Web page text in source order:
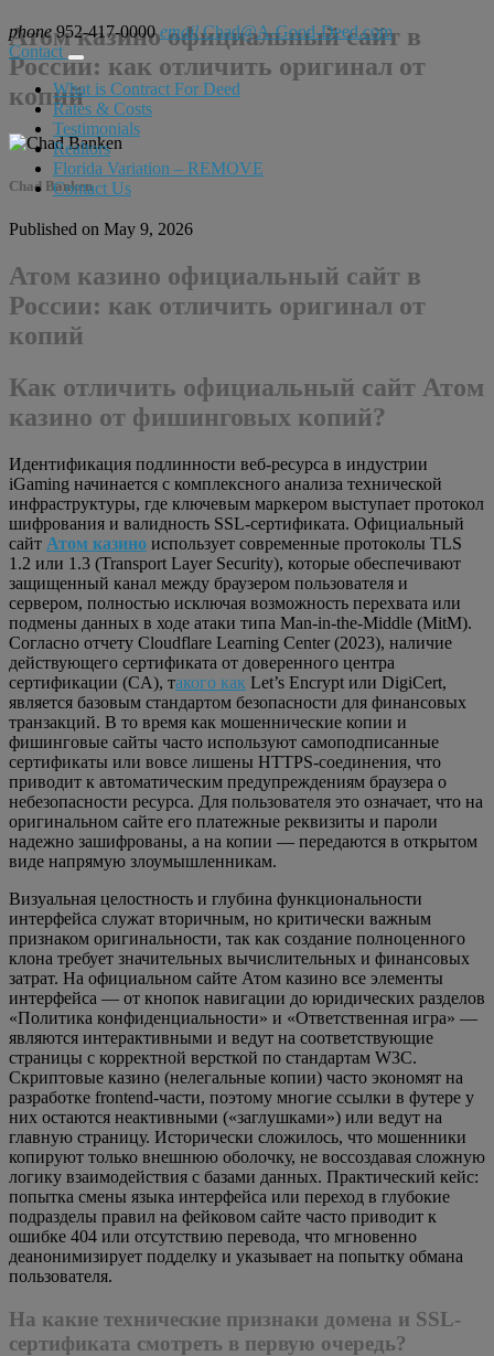
phone 952-417-0000email Chad@A-Good-Deed.com
Contact
What is Contract For Deed
Rates & Costs
Testimonials
Realtors
Florida Variation – REMOVE
Contact Us
Атом казино официальный сайт в
России: как отличить оригинал от
копий
Chad Banken
Published on May 9, 2026
Атом казино официальный сайт в
России: как отличить оригинал от
копий
Как отличить официальный сайт Атом
казино от фишинговых копий?
Идентификация подлинности веб-ресурса в индустрии
iGaming начинается с комплексного анализа технической
инфраструктуры, где ключевым маркером выступает протокол
шифрования и валидность SSL-сертификата. Официальный
сайт Атом казино использует современные протоколы TLS
1.2 или 1.3 (Transport Layer Security), которые обеспечивают
защищенный канал между браузером пользователя и
сервером, полностью исключая возможность перехвата или
подмены данных в ходе атаки типа Man-in-the-Middle (MitM).
Согласно отчету Cloudflare Learning Center (2023), наличие
действующего сертификата от доверенного центра
сертификации (CA), такого как Let’s Encrypt или DigiCert,
является базовым стандартом безопасности для финансовых
транзакций. В то время как мошеннические копии и
фишинговые сайты часто используют самоподписанные
сертификаты или вовсе лишены HTTPS-соединения, что
приводит к автоматическим предупреждениям браузера о
небезопасности ресурса. Для пользователя это означает, что на
оригинальном сайте его платежные реквизиты и пароли
надежно зашифрованы, а на копии — передаются в открытом
виде напрямую злоумышленникам.
Визуальная целостность и глубина функциональности
интерфейса служат вторичным, но критически важным
признаком оригинальности, так как создание полноценного
клона требует значительных вычислительных и финансовых
затрат. На официальном сайте Атом казино все элементы
интерфейса — от кнопок навигации до юридических разделов
«Политика конфиденциальности» и «Ответственная игра» —
являются интерактивными и ведут на соответствующие
страницы с корректной версткой по стандартам W3C.
Скриптовые казино (нелегальные копии) часто экономят на
разработке frontend-части, поэтому многие ссылки в футере у
них остаются неактивными («заглушками») или ведут на
главную страницу. Исторически сложилось, что мошенники
копируют только внешнюю оболочку, не воссоздавая сложную
логику взаимодействия с базами данных. Практический кейс:
попытка смены языка интерфейса или переход в глубокие
подразделы правил на фейковом сайте часто приводит к
ошибке 404 или отсутствию перевода, что мгновенно
деанонимизирует подделку и указывает на попытку обмана
пользователя.
На какие технические признаки домена и SSL-
сертификата смотреть в первую очередь?